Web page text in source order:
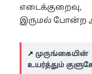
இருமல் போன்ற
↗️
உயர்த்தும்